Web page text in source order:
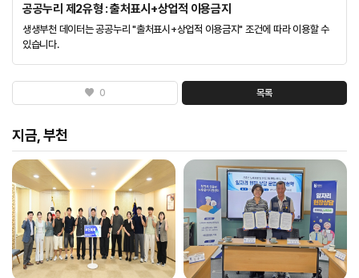
공공누리 제2유형 : 출처표시+상업적 이용금지
생생부천 데이터는 공공누리 "출처표시+상업적 이용금지" 조건에 따라 이용할 수
있습니다.
0 목록
지금, 부천